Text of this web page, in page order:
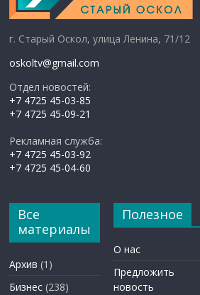
г. Старый Оскол, улица Ленина, 71/12
oskoltv@gmail.com
Отдел новостей:
+7 4725 45-03-85
+7 4725 45-09-21
Рекламная служба:
+7 4725 45-03-92
+7 4725 45-04-60
Все
материалы
Архив (1)
Бизнес (238)
Полезное
О нас
Предложить
новость